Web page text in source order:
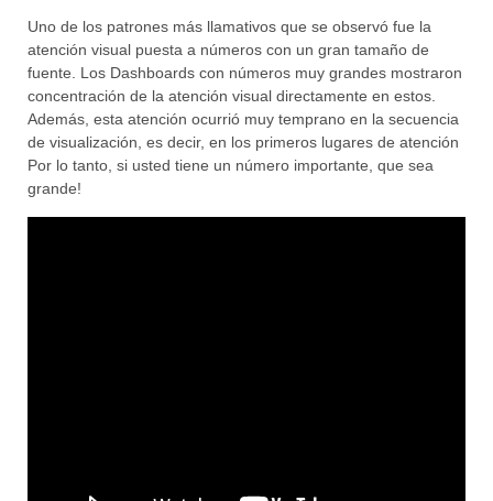
Uno de los patrones más llamativos que se observó fue la
atención visual puesta a números con un gran tamaño de
fuente. Los Dashboards con números muy grandes mostraron
concentración de la atención visual directamente en estos.
Además, esta atención ocurrió muy temprano en la secuencia
de visualización, es decir, en los primeros lugares de atención
Por lo tanto, si usted tiene un número importante, que sea
grande!